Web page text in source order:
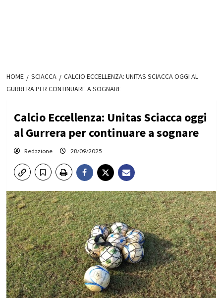
HOME SCIACCA
CALCIO ECCELLENZA: UNITAS SCIACCA OGGI AL
GURRERA PER CONTINUARE A SOGNARE
Calcio Eccellenza: Unitas Sciacca oggi
al Gurrera per continuare a sognare
Redazione 28/09/2025